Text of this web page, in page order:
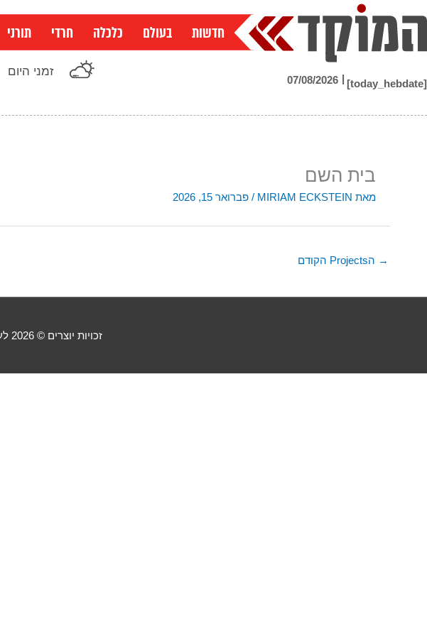
לתוכן
חדשות בעולם כלכלה חרדי תורני
[today_hebdate]
|
07/08/2026
זמני היום
בית השם
מאת MIRIAM ECKSTEIN
/ פברואר 15, 2026
→ הProjects הקודם
זכויות יוצרים © 2026